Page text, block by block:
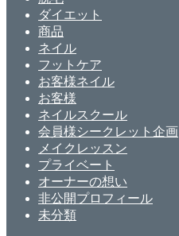
ダイエット
商品
ネイル
フットケア
お客様ネイル
お客様
ネイルスクール
会員様シークレット企画
メイクレッスン
プライベート
オーナーの想い
非公開プロフィール
未分類